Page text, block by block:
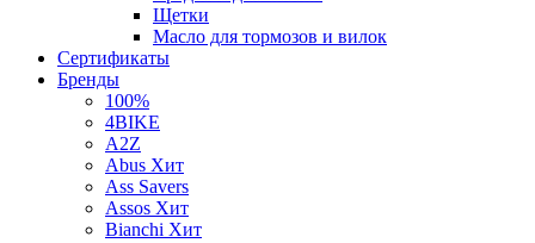
Щетки
Масло для тормозов и вилок
Сертификаты
Бренды
100%
4BIKE
A2Z
Abus Хит
Ass Savers
Assos Хит
Bianchi Хит